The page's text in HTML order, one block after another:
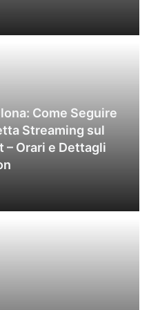
Come Seguire
Streaming sul
– Orari e Dettagli